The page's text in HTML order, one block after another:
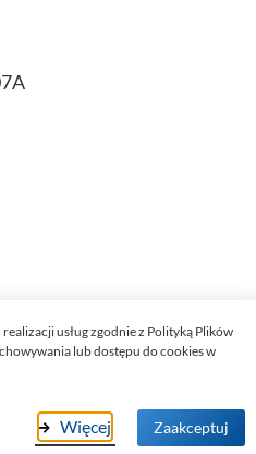
Wszelkie prawa zastrzeżone.
usług zgodnie z Polityką Plików
lub dostępu do cookies w
Więcej Zaakceptuj